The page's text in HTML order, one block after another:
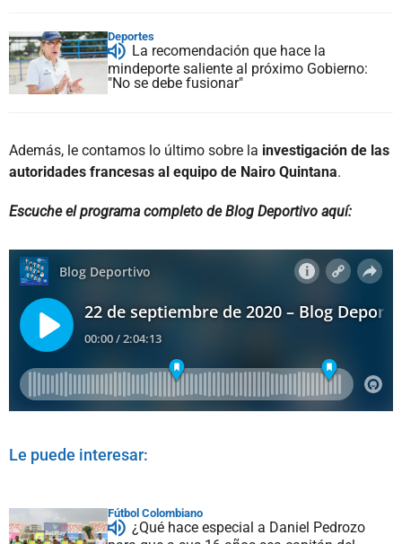
Deportes
La recomendación que hace la
mindeporte saliente al próximo Gobierno:
"No se debe fusionar"
Además, le contamos lo último sobre la investigación de las
autoridades francesas al equipo de Nairo Quintana.
Escuche el programa completo de Blog Deportivo aquí:
Le puede interesar:
Fútbol Colombiano
¿Qué hace especial a Daniel Pedrozo